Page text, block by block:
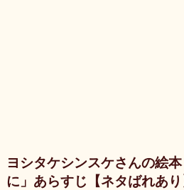
ヨシタケシンスケさんの絵
に」あらすじ【ネタばれあり